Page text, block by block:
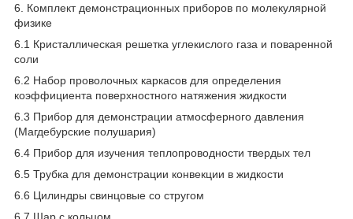
6. Комплект демонстрационных приборов по молекулярной
физике
6.1 Кристаллическая решетка углекислого газа и поваренной
соли
6.2 Набор проволочных каркасов для определения
коэффициента поверхностного натяжения жидкости
6.3 Прибор для демонстрации атмосферного давления
(Магдебурские полушария)
6.4 Прибор для изучения теплопроводности твердых тел
6.5 Трубка для демонстрации конвекции в жидкости
6.6 Цилиндры свинцовые со стругом
6.7 Шар с кольцом